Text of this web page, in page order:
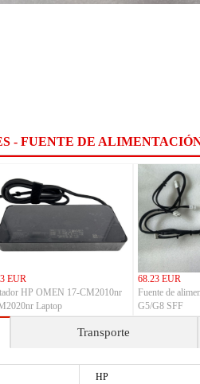
- FUENTE DE
EUR
HP OMEN 17-CM2010nr
Laptop
68.23 EUR
Fuente de
G5/G8 SFF
Transporte
HP